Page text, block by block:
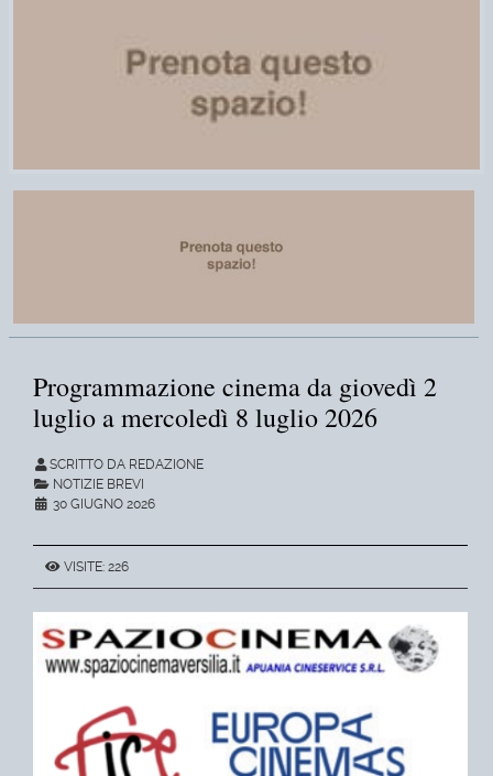
Programmazione cinema da giovedì 2
luglio a mercoledì 8 luglio 2026
SCRITTO DA REDAZIONE
NOTIZIE BREVI
30 GIUGNO 2026
VISITE: 226